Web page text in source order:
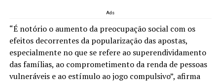
Ads
“É notório o aumento da preocupação social com os
efeitos decorrentes da popularização das apostas,
especialmente no que se refere ao superendividamento
das famílias, ao comprometimento da renda de pessoas
vulneráveis e ao estímulo ao jogo compulsivo”, afirma